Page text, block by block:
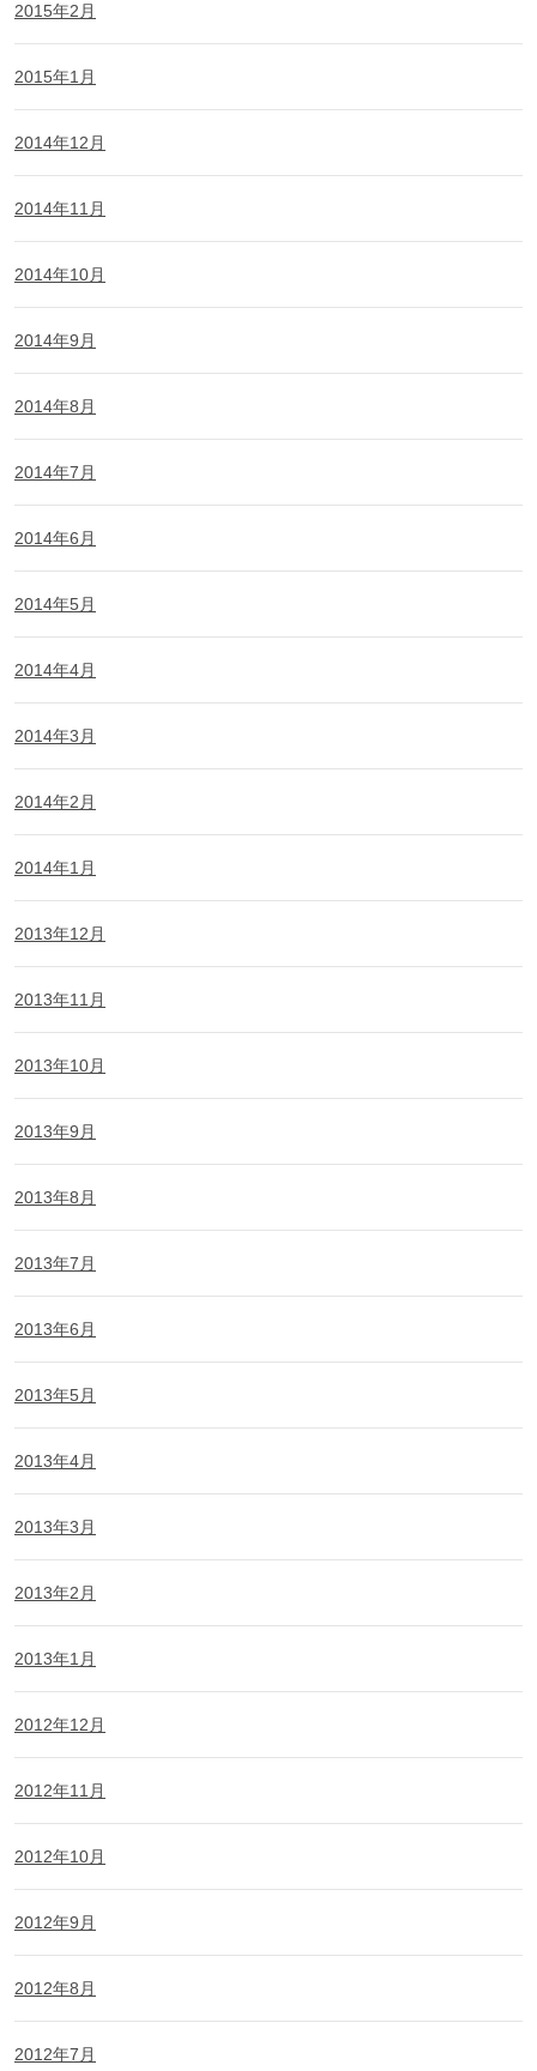
2015年2月
2015年1月
2014年12月
2014年11月
2014年10月
2014年9月
2014年8月
2014年7月
2014年6月
2014年5月
2014年4月
2014年3月
2014年2月
2014年1月
2013年12月
2013年11月
2013年10月
2013年9月
2013年8月
2013年7月
2013年6月
2013年5月
2013年4月
2013年3月
2013年2月
2013年1月
2012年12月
2012年11月
2012年10月
2012年9月
2012年8月
2012年7月